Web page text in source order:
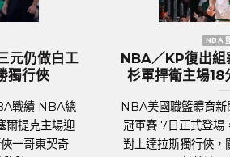
歐國盃／葡萄牙傳奇巨星C.羅納度最
後一舞？第六度參賽再創紀錄巔峰
足球聯賽體育新聞、足球戰績 2024年歐洲
國家盃即將於6月14日晚上在德國揭幕，39
歲的葡萄牙球星C.羅納度（Cristiano